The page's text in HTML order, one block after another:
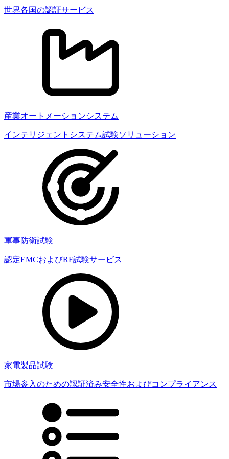
世界各国の認証サービス
産業オートメーションシステム
インテリジェントシステム試験ソリューション
軍事防衛試験
認定EMCおよびRF試験サービス
家電製品試験
市場参入のための認証済み安全性およびコンプライアンス